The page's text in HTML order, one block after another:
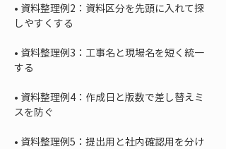
• 資料整理例2：資料区分を先頭に入れて探
• 資料整理例3：工事名と現場名を短く統一
• 資料整理例4：作成日と版数で差し替えミ
• 資料整理例5：提出用と社内確認用を分け